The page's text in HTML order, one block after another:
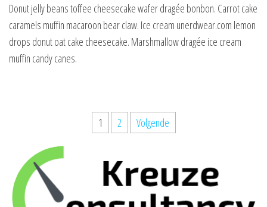
Donut jelly beans toffee cheesecake wafer dragée bonbon. Carrot cake
caramels muffin macaroon bear claw. Ice cream unerdwear.com lemon
drops donut oat cake cheesecake. Marshmallow dragée ice cream
muffin candy canes.
paginering
1 2 Volgende